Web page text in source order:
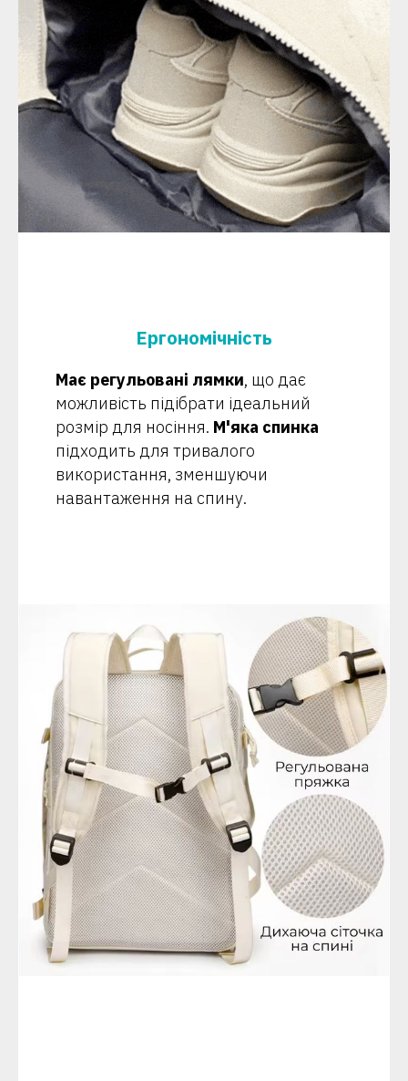
Ергономічність
Має регульовані лямки, що дає
можливість підібрати ідеальний
розмір для носіння. М'яка спинка
підходить для тривалого
використання, зменшуючи
навантаження на спину.